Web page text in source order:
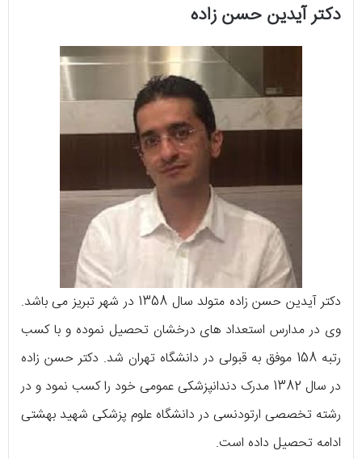
دکتر آیدین حسن‌ ‌زاده
دکتر آیدین حسن‌ ‌زاده متولد سال 1358 در شهر تبریز می ‌باشد.
وی در مدارس استعداد های درخشان تحصیل نموده و با کسب
رتبه 158 موفق به قبولی در دانشگاه تهران شد. دکتر حسن ‌زاده
در سال 1382 مدرک دندانپزشکی عمومی خود را کسب نمود و در
رشته تخصصی ارتودنسی در دانشگاه علوم پزشکی شهید بهشتی
ادامه تحصیل داده است.